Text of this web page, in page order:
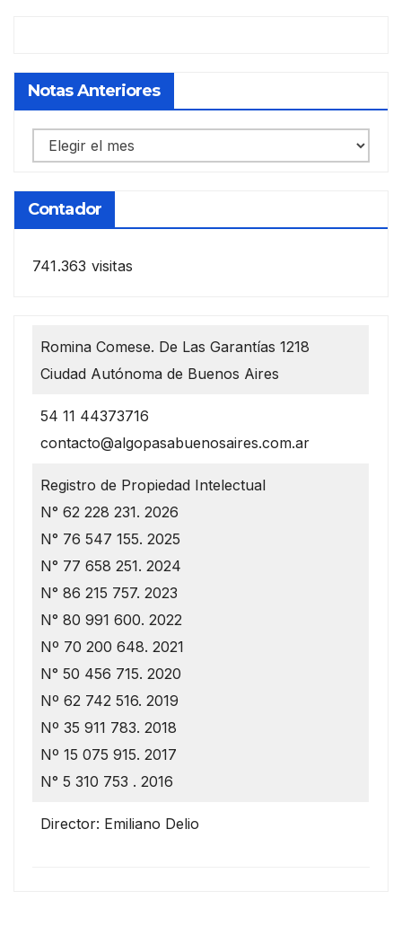
Notas Anteriores
Notas
anteriores
Contador
741.363 visitas
Romina Comese. De Las Garantías 1218
Ciudad Autónoma de Buenos Aires
54 11 44373716
contacto@algopasabuenosaires.com.ar
Registro de Propiedad Intelectual
N° 62 228 231. 2026
N° 76 547 155. 2025
N° 77 658 251. 2024
N° 86 215 757. 2023
N° 80 991 600. 2022
Nº 70 200 648. 2021
N° 50 456 715. 2020
Nº 62 742 516. 2019
Nº 35 911 783. 2018
Nº 15 075 915. 2017
N° 5 310 753 . 2016
Director: Emiliano Delio